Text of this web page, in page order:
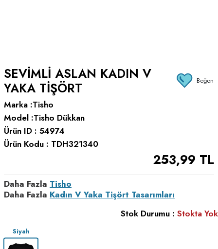
SEVİMLİ ASLAN KADIN V
YAKA TIŞÖRT
Beğen
Marka :Tisho
Model :Tisho Dükkan
Ürün ID : 54974
Ürün Kodu : TDH321340
253,99 TL
Daha Fazla Tisho
Daha Fazla Kadın V Yaka Tişört Tasarımları
Stok Durumu : Stokta Yok
Siyah